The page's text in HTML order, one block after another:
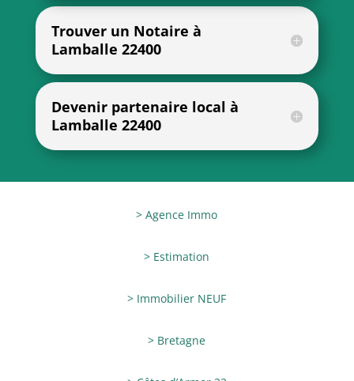
Trouver un Notaire à
Lamballe 22400
Devenir partenaire local à
Lamballe 22400
> Agence Immo
> Estimation
> Immobilier NEUF
> Bretagne